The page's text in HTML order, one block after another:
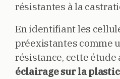
résistantes à la
En identifiant les
préexistantes comme
résistance, cette
éclairage sur la